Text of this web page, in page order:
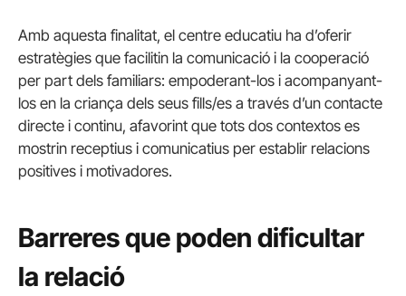
Amb aquesta finalitat, el centre educatiu ha d’oferir
estratègies que facilitin la comunicació i la cooperació
per part dels familiars: empoderant-los i acompanyant-
los en la criança dels seus fills/es a través d’un contacte
directe i continu, afavorint que tots dos contextos es
mostrin receptius i comunicatius per establir relacions
positives i motivadores.
Barreres que poden dificultar
la relació